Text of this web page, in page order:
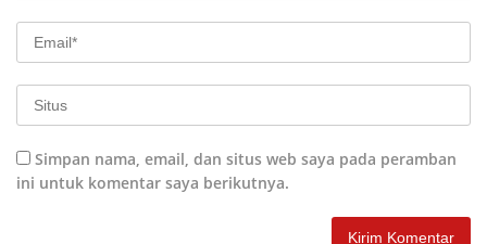
Simpan nama, email, dan situs web saya pada peramban
ini untuk komentar saya berikutnya.